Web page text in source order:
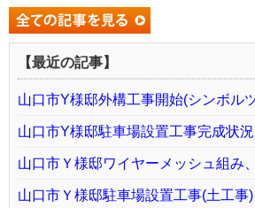
【最近の記事】
山口市Y様邸外構工事開始(シンボル
山口市Y様邸駐車場設置工事完成状況
山口市Ｙ様邸ワイヤーメッシュ組み
山口市Ｙ様邸駐車場設置工事(土工事)